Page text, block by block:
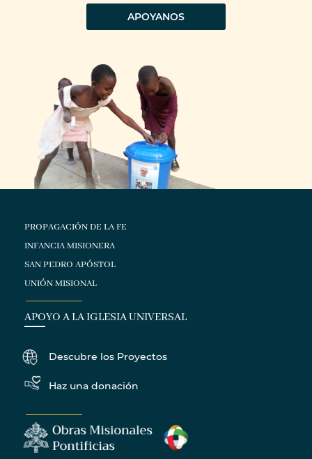
APOYANOS
PROPAGACIÓN DE LA FE
INFANCIA MISIONERA
SAN PEDRO APÓSTOL
UNIÓN MISIONAL
APOYO A LA IGLESIA UNIVERSAL
Descubre los Proyectos
Haz una donación